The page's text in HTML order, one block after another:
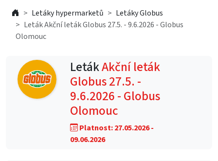
Letáky hypermarketů
Letáky Globus
Leták Akční leták Globus 27.5. - 9.6.2026 - Globus
Olomouc
LetákAkční leták
Globus 27.5. -
9.6.2026 - Globus
Olomouc
Platnost: 27.05.2026 -
09.06.2026